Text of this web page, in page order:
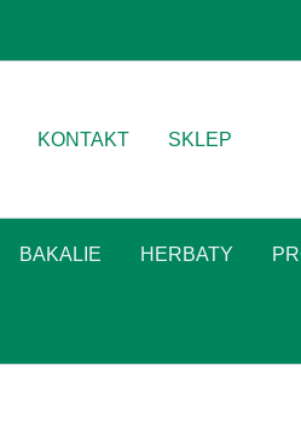
KONTAKT SKLEP
BAKALIE HERBATY